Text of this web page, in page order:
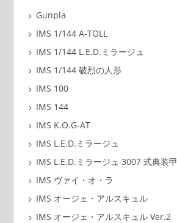
Gunpla
IMS 1/144 A-TOLL
IMS 1/144 L.E.D.ミラージュ
IMS 1/144 破烈の人形
IMS 100
IMS 144
IMS K.O.G-AT
IMS L.E.D.ミラージュ
IMS L.E.D.ミラージュ 3007 式典装甲
IMS ヴァイ・オ・ラ
IMS オージェ・アルスキュル
IMS オージェ・アルスキュル Ver.2